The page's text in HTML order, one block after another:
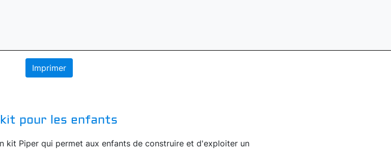
Imprimer
pour les enfants
kit Piper qui permet aux enfants de construire et d'exploiter un